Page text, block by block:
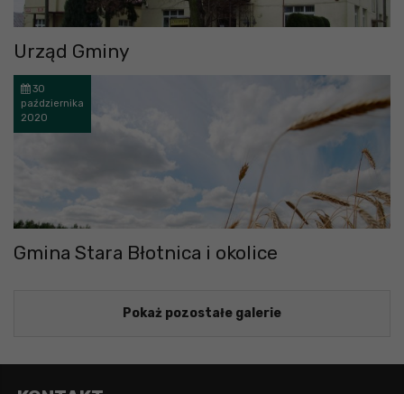
Urząd Gminy
30
października
2020
Gmina Stara Błotnica i okolice
Pokaż pozostałe galerie